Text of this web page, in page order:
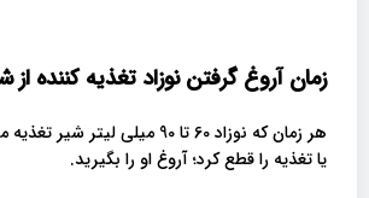
زمان آروغ گرفتن نوزاد تغذیه کننده
هر زمان که نوزاد 60 تا 90 میلی
یا تغذیه را قطع کرد؛ آروغ او را بگیرید.